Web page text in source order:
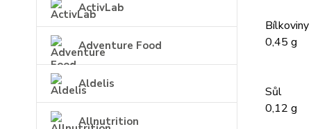
ActivLab
Adventure Food
Aldelis
Allnutrition
Bílkoviny
0,45 g
Sůl
0,12 g